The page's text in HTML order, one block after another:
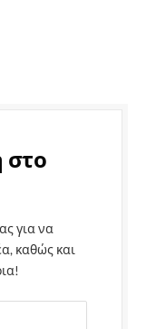
στο
για να
καθώς και